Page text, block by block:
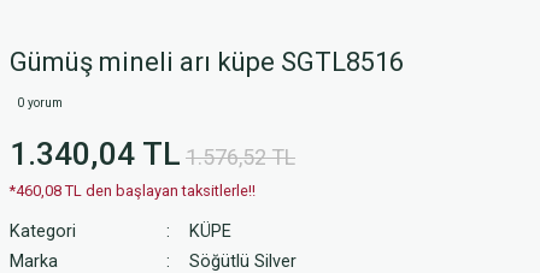
Gümüş mineli arı küpe SGTL8516
0 yorum
1.340,04 TL 1.576,52 TL
*460,08 TL den başlayan taksitlerle!!
Kategori
KÜPE
Marka
Söğütlü Silver